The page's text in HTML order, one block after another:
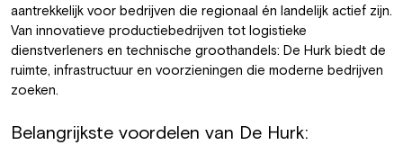
aantrekkelijk voor bedrijven die regionaal én landelijk actief zijn.
Van innovatieve productiebedrijven tot logistieke
dienstverleners en technische groothandels: De Hurk biedt de
ruimte, infrastructuur en voorzieningen die moderne bedrijven
zoeken.
Belangrijkste voordelen van De Hurk: